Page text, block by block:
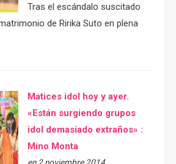
Tras el escándalo suscitado
de Ririka Suto en plena
Matices idol hoy y ayer.
«Están surgiendo grupos
idol demasiado extraños» :
Mino Monta
en 2 noviembre 2014